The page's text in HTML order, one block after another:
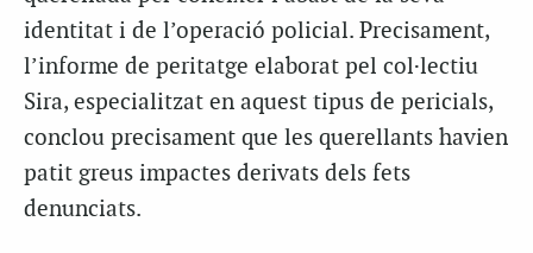
identitat i de l’operació policial. Precisament,
l’informe de peritatge elaborat pel col·lectiu
Sira, especialitzat en aquest tipus de pericials,
conclou precisament que les querellants havien
patit greus impactes derivats dels fets
denunciats.